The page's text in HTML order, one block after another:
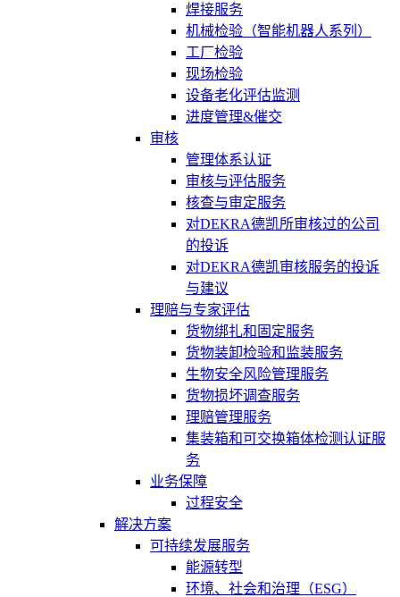
焊接服务
机械检验（智能机器人系列）
工厂检验
现场检验
设备老化评估监测
进度管理&催交
审核
管理体系认证
审核与评估服务
核查与审定服务
对DEKRA德凯所审核过的公司
的投诉
对DEKRA德凯审核服务的投诉
与建议
理赔与专家评估
货物绑扎和固定服务
货物装卸检验和监装服务
生物安全风险管理服务
货物损坏调查服务
理赔管理服务
集装箱和可交换箱体检测认证服
务
业务保障
过程安全
解决方案
可持续发展服务
能源转型
环境、社会和治理（ESG）